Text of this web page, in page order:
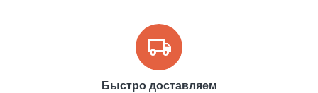
Быстро доставляем